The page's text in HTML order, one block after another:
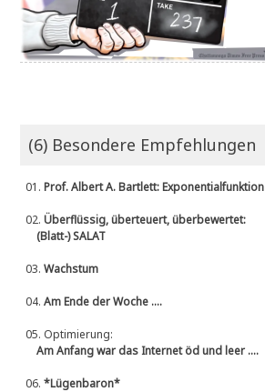
(6) Besondere Empfehlungen
01.Prof. Albert A. Bartlett: Exponentialfunktion
02.Überflüssig, überteuert, überbewertet:
(Blatt-) SALAT
03.Wachstum
04.Am Ende der Woche ....
05. Optimierung:
Am Anfang war das Internet öd und leer ....
06.*Lügenbaron*